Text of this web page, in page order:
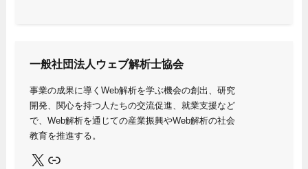
一般社団法人ウェブ解析士協会
事業の成果に導くWeb解析を学ぶ機会の創出、研究
開発、関心を持つ人たちの交流促進、就業支援など
で、Web解析を通じての産業振興やWeb解析の社会
教育を推進する。
X Link